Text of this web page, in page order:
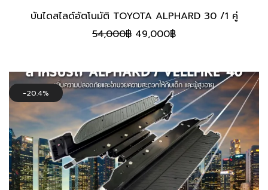
บันไดสไลด์อัตโนมัติ TOYOTA ALPHARD 30 /1 คู่
54,000฿ Original
54,000฿.
49,000฿Current
49,000฿.
20.4%